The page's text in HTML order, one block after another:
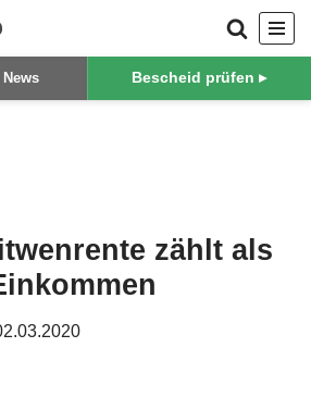
News Bescheid prüfen ▸
zählt als